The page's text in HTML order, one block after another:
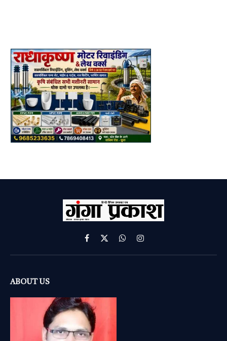
Facebook
X
(Twitter)
WhatsAppInstagram
ABOUT US